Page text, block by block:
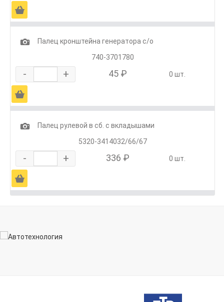
Ä
1
Палец кронштейна генератора с/о
740-3701780
- + 45 ₽ 0 шт.
Ä
1
Палец рулевой в сб. с вкладышами
5320-3414032/66/67
- + 336 ₽ 0 шт.
Ä